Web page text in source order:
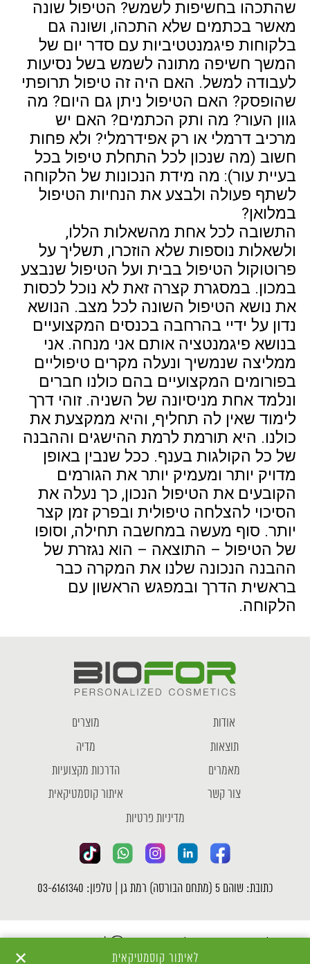
שהתכהו בחשיפות לשמש? הטיפול שונה
מאשר בכתמים שלא התכהו, ושונה גם
בלקוחות פיגמנטטיביות עם סדר יום של
המשך חשיפה מתונה לשמש בשל נסיעות
לעבודה למשל. האם היה זה טיפול תרופתי
שהופסק? האם הטיפול ניתן גם היום? מה
גוון העור? מה ותק הכתמים? האם יש
מרכיב דרמלי או רק אפידרמלי? ולא פחות
חשוב (מה שנכון לכל התחלת טיפול בכל
בעיית עור): מה מידת הנכונות של הלקוחה
לשתף פעולה ולבצע את הנחיות הטיפול
במלואן?
התשובה לכל אחת מהשאלות הללו,
ולשאלות נוספות שלא הוזכרו, תשליך על
פרוטוקול הטיפול בבית ועל הטיפול שנבצע
במכון. במסגרת קצרה זאת לא נוכל לכסות
את נושא הטיפול השונה לכל מצב. הנושא
נדון על ידיי בהרחבה בכנסים המקצועיים
בנושא פיגמנטציה אותם אני מנחה. אני
ממליצה שנמשיך ונעלה מקרים טיפוליים
בפורומים המקצועיים בהם כולנו חברים
ונלמד אחת מניסיונה של השניה. זוהי דרך
לימוד שאין לה תחליף, והיא ממקצעת את
כולנו. היא תורמת לרמת ההישגים וההבנה
של כל הקולגות בענף. ככל שנבין באופן
מדויק יותר ומעמיק יותר את הגורמים
הקובעים את הטיפול הנכון, כך נעלה את
הסיכוי להצלחה טיפולית ובפרק זמן קצר
יותר. סוף מעשה במחשבה תחילה, וסופו
של הטיפול – התוצאה – הוא נגזרת של
ההבנה הנכונה שלנו את המקרה כבר
בראשית הדרך ובמפגש הראשון עם
הלקוחה.
אודות
מוצרים
תוצאות
מדיה
מאמרים
הדרכות מקצועיות
צור קשר
איתור קוסמטיקאית
מדיניות פרטיות
כתובת: שוהם 5 (מתחם הבורסה) רמת גן | טלפון: 03-6161340
✕ לאיתור קוסמטיקאית